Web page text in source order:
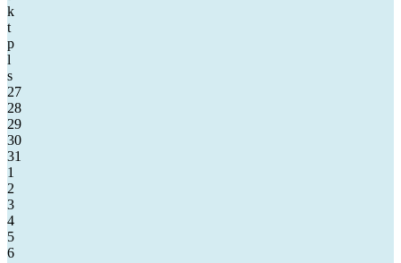
k
t
p
l
s
27
28
29
30
31
1
2
3
4
5
6